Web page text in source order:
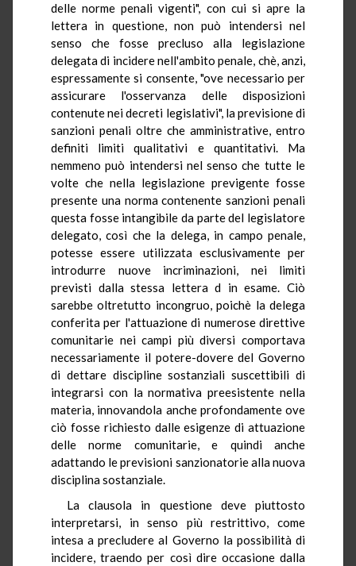
delle norme penali vigenti", con cui si apre la
lettera in questione, non può intendersi nel
senso che fosse precluso alla legislazione
delegata di incidere nell'ambito penale, chè, anzi,
espressamente si consente, "ove necessario per
assicurare l'osservanza delle disposizioni
contenute nei decreti legislativi", la previsione di
sanzioni penali oltre che amministrative, entro
definiti limiti qualitativi e quantitativi. Ma
nemmeno può intendersi nel senso che tutte le
volte che nella legislazione previgente fosse
presente una norma contenente sanzioni penali
questa fosse intangibile da parte del legislatore
delegato, così che la delega, in campo penale,
potesse essere utilizzata esclusivamente per
introdurre nuove incriminazioni, nei limiti
previsti dalla stessa lettera d in esame. Ciò
sarebbe oltretutto incongruo, poichè la delega
conferita per l'attuazione di numerose direttive
comunitarie nei campi più diversi comportava
necessariamente il potere-dovere del Governo
di dettare discipline sostanziali suscettibili di
integrarsi con la normativa preesistente nella
materia, innovandola anche profondamente ove
ciò fosse richiesto dalle esigenze di attuazione
delle norme comunitarie, e quindi anche
adattando le previsioni sanzionatorie alla nuova
disciplina sostanziale.
La clausola in questione deve piuttosto
interpretarsi, in senso più restrittivo, come
intesa a precludere al Governo la possibilità di
incidere, traendo per così dire occasione dalla